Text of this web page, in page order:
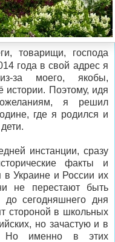
товарищи, господа
года в свой адрес я
за моего, якобы,
Поэтому, идя
я решил
где я родился и
инстанции, сразу
факты и
в Украине и России их
не перестают быть
сегодняшнего дня
стороной в школьных
но зачастую и в
Но именно в этих